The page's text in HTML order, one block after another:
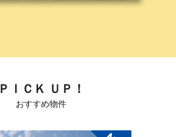
ＰＩＣＫ ＵＰ！
おすすめ物件